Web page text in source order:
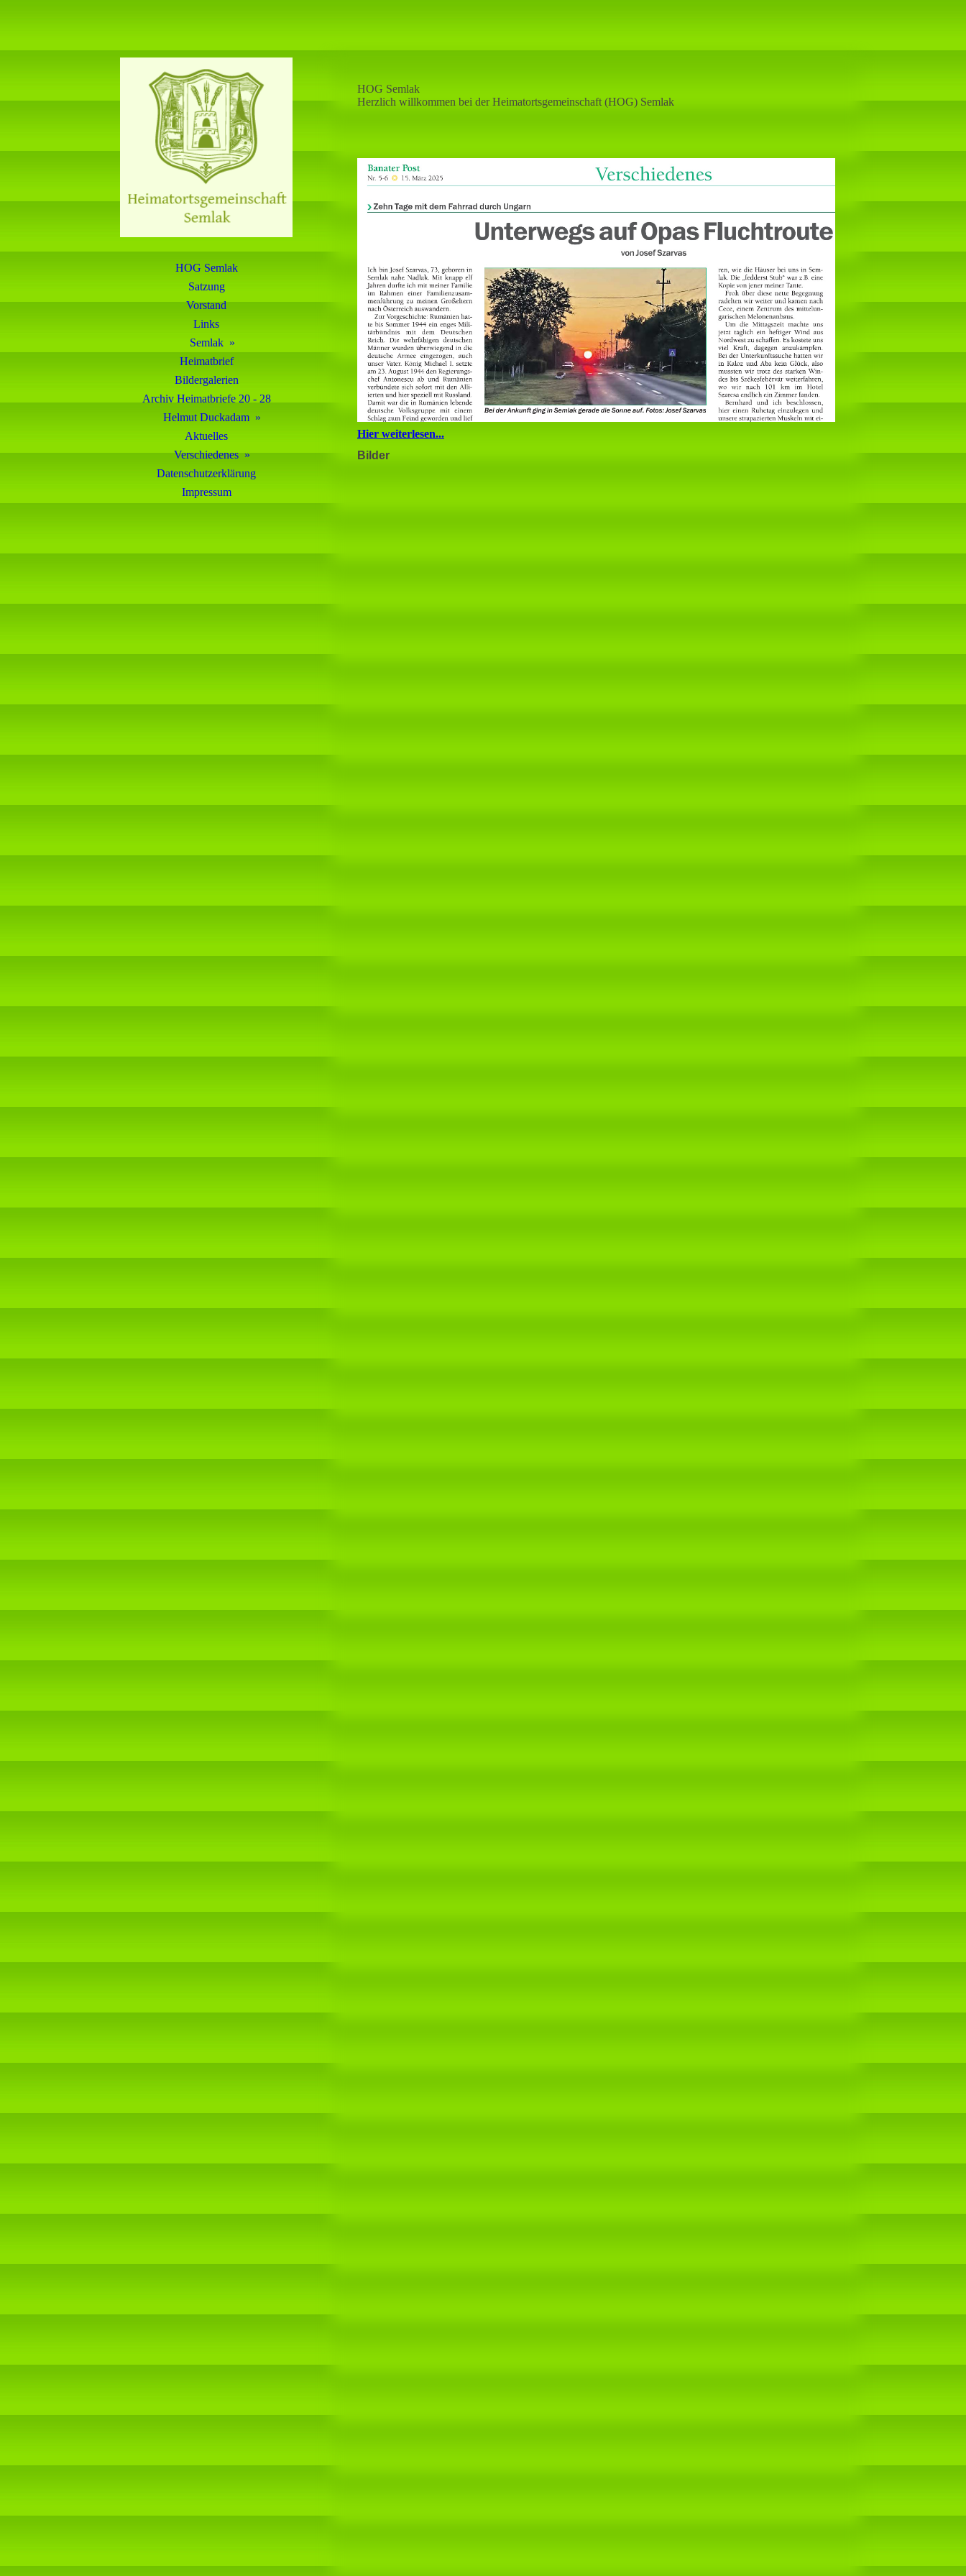
HOG Semlak
Satzung
Vorstand
Links
Semlak
Heimatbrief
Bildergalerien
Archiv Heimatbriefe 20 - 28
Helmut Duckadam
Aktuelles
Verschiedenes
Datenschutzerklärung
Impressum
HOG Semlak
Herzlich willkommen bei der Heimatortsgemeinschaft (HOG) Semlak
Hier weiterlesen...
Bilder